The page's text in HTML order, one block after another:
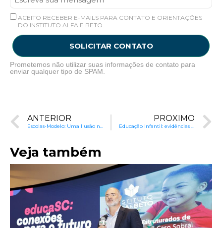
ACEITO RECEBER E-MAILS PARA CONTATO E ORIENTAÇÕES
DO INSTITUTO ALFA E BETO.
SOLICITAR CONTATO
Prometemos não utilizar suas informações de contato para
enviar qualquer tipo de SPAM.
ANTERIOR
Escolas-Modelo: Uma Ilusão na Educação Brasileira
PRÓXIMO
Educação Infantil: evidências científicas sobre melhores práticas
Veja também